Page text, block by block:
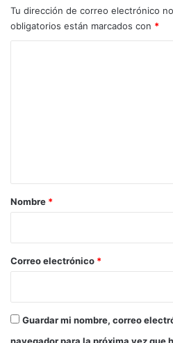
Tu dirección de correo electrónico
obligatorios están marcados con *
r
*
Nombre *
Correo electrónico *
Guardar mi nombre, correo